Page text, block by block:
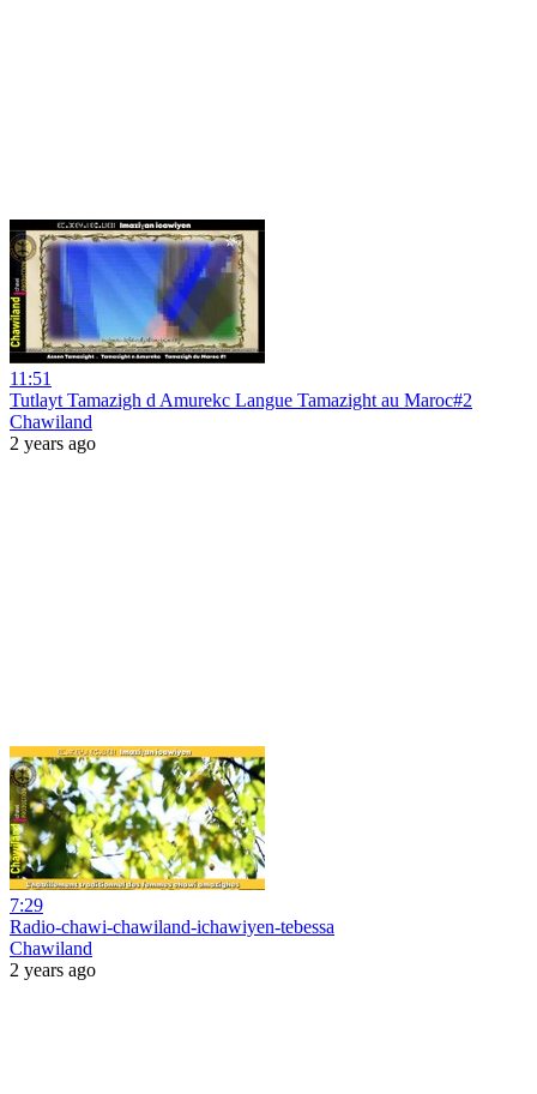
11:51
Tutlayt Tamazigh d Amurekc Langue Tamazight au Maroc#2
Chawiland
2 years ago
7:29
Radio-chawi-chawiland-ichawiyen-tebessa
Chawiland
2 years ago